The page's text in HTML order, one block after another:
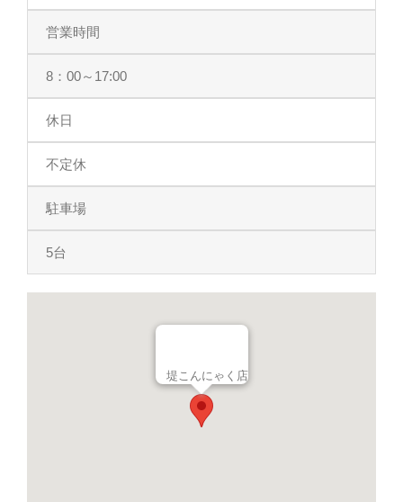
営業時間
8：00～17:00
休日
不定休
駐車場
5台
堤こんにゃく店